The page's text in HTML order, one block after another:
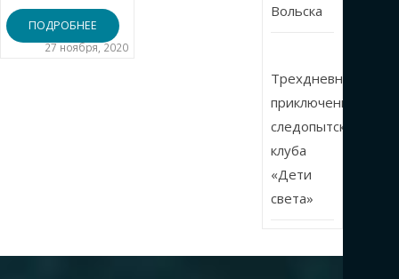
ПОДРОБНЕЕ
27 ноября, 2020
Вольска
Трехдневные
приключения
следопытского
клуба
«Дети
света»